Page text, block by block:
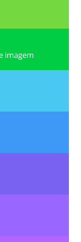
imagem